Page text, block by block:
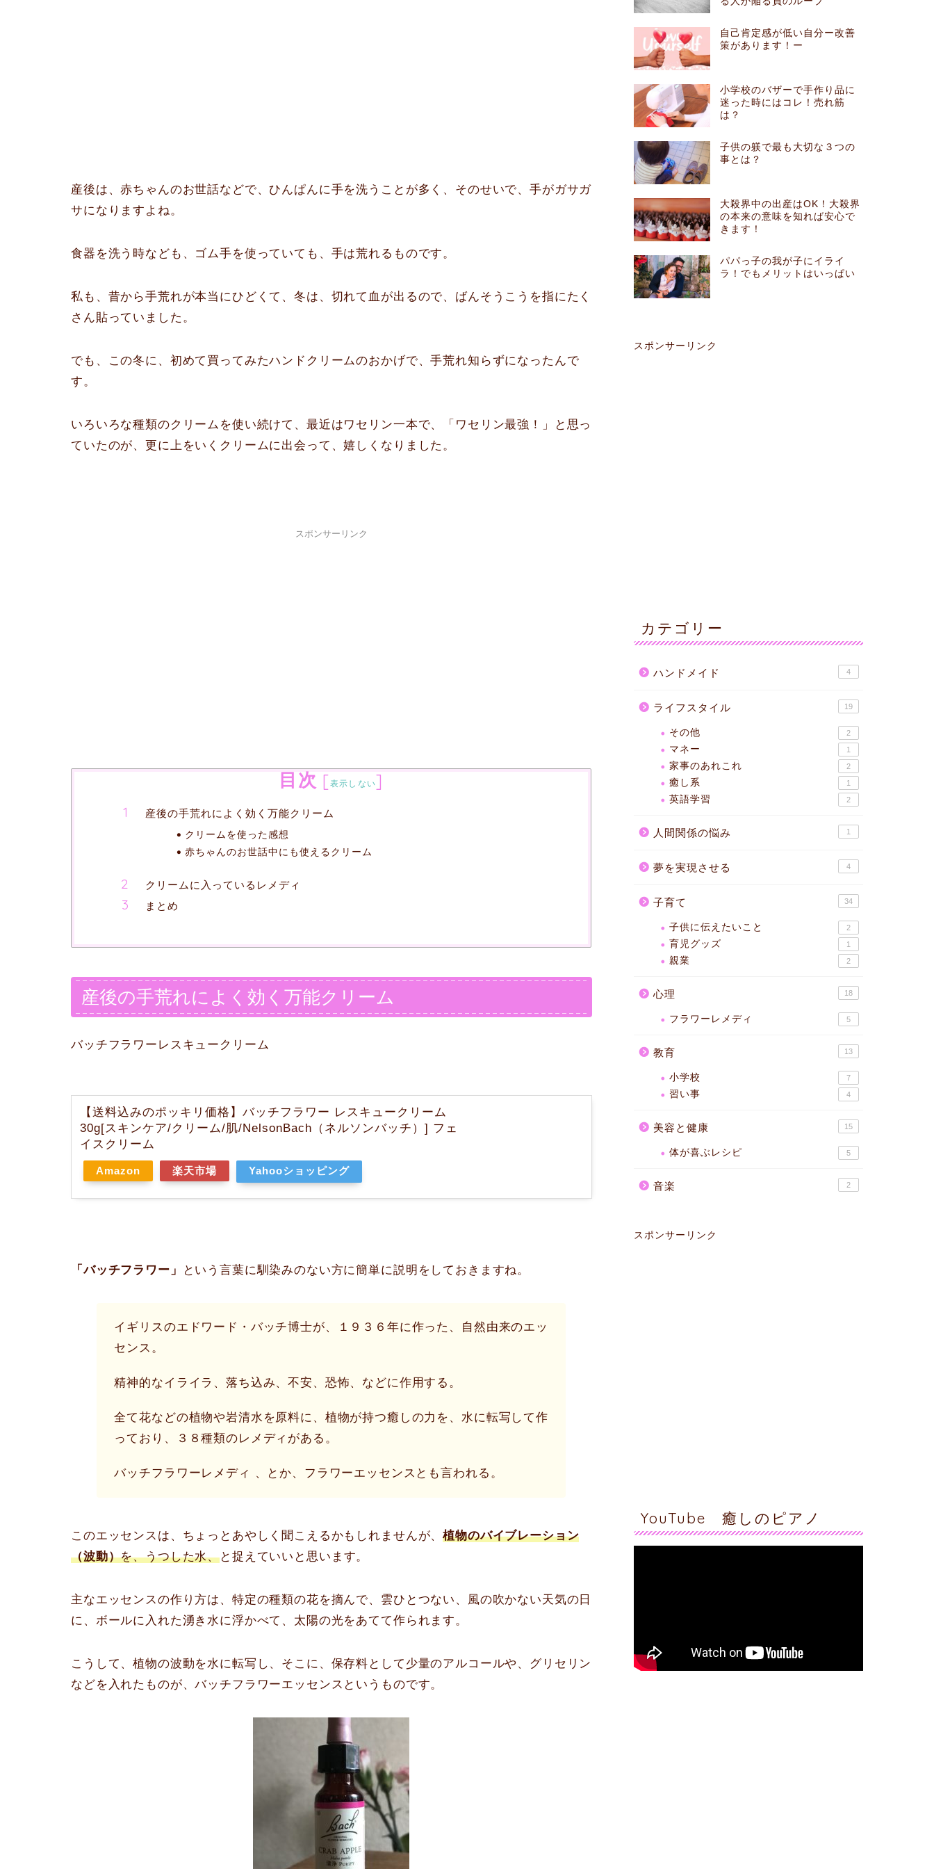
産後は、赤ちゃんのお世話などで、ひんぱんに手を洗うことが多く、そのせいで、手がガサガ
サになりますよね。
食器を洗う時なども、ゴム手を使っていても、手は荒れるものです。
私も、昔から手荒れが本当にひどくて、冬は、切れて血が出るので、ばんそうこうを指にたく
さん貼っていました。
でも、この冬に、初めて買ってみたハンドクリームのおかげで、手荒れ知らずになったんで
す。
いろいろな種類のクリームを使い続けて、最近はワセリン一本で、「ワセリン最強！」と思っ
ていたのが、更に上をいくクリームに出会って、嬉しくなりました。
スポンサーリンク
目次 [表示しない]
産後の手荒れによく効く万能クリーム
クリームを使った感想
赤ちゃんのお世話中にも使えるクリーム
クリームに入っているレメディ
まとめ
産後の手荒れによく効く万能クリーム
バッチフラワーレスキュークリーム
【送料込みのポッキリ価格】バッチフラワー レスキュークリーム
30g[スキンケア/クリーム/肌/NelsonBach（ネルソンバッチ）] フェ
イスクリーム
Amazon 楽天市場 Yahooショッピング
「バッチフラワー」 という言葉に馴染みのない方に簡単に説明をしておきますね。
イギリスのエドワード・バッチ博士が、１９３６年に作った、自然由来のエッ
センス。
精神的なイライラ、落ち込み、不安、恐怖、などに作用する。
全て花などの植物や岩清水を原料に、植物が持つ癒しの力を、水に転写して作
っており、３８種類のレメディがある。
バッチフラワーレメディ 、とか、フラワーエッセンスとも言われる。
このエッセンスは、ちょっとあやしく聞こえるかもしれませんが、植物のバイブレーション
（波動）を、うつした水、と捉えていいと思います。
主なエッセンスの作り方は、特定の種類の花を摘んで、雲ひとつない、風の吹かない天気の日
に、ボールに入れた湧き水に浮かべて、太陽の光をあてて作られます。
こうして、植物の波動を水に転写し、そこに、保存料として少量のアルコールや、グリセリン
などを入れたものが、バッチフラワーエッセンスというものです。
自己肯定感が低い自分ー改善
策があります！ー
小学校のバザーで手作り品に
迷った時にはコレ！売れ筋
は？
子供の躾で最も大切な３つの
事とは？
大殺界中の出産はOK！大殺界
の本来の意味を知れば安心で
きます！
パパっ子の我が子にイライ
ラ！でもメリットはいっぱい
スポンサーリンク
カテゴリー
ハンドメイド 4
ライフスタイル 19
その他 2
マネー 1
家事のあれこれ 2
癒し系 1
英語学習 2
人間関係の悩み 1
夢を実現させる 4
子育て 34
子供に伝えたいこと 2
育児グッズ 1
親業 2
心理 18
フラワーレメディ 5
教育 13
小学校 7
習い事 4
美容と健康 15
体が喜ぶレシピ 5
音楽 2
スポンサーリンク
YouTube 癒しのピアノ